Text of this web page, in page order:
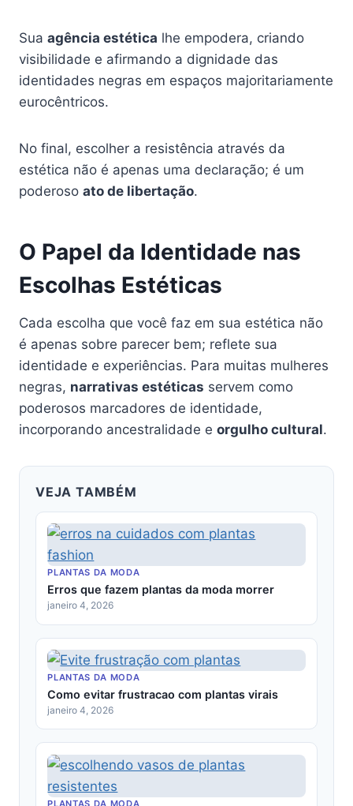
Sua agência estética lhe empodera, criando
visibilidade e afirmando a dignidade das
identidades negras em espaços majoritariamente
eurocêntricos.
No final, escolher a resistência através da
estética não é apenas uma declaração; é um
poderoso ato de libertação.
O Papel da Identidade nas
Escolhas Estéticas
Cada escolha que você faz em sua estética não
é apenas sobre parecer bem; reflete sua
identidade e experiências. Para muitas mulheres
negras, narrativas estéticas servem como
poderosos marcadores de identidade,
incorporando ancestralidade e orgulho cultural.
VEJA TAMBÉM
PLANTAS DA MODA
Erros que fazem plantas da moda morrer
janeiro 4, 2026
PLANTAS DA MODA
Como evitar frustracao com plantas virais
janeiro 4, 2026
PLANTAS DA MODA